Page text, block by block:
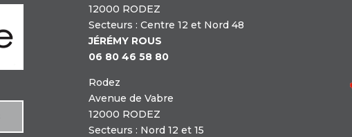
12000 RODEZ
Secteurs : Centre 12 et Nord 48
JÉRÉMY ROUS
06 80 46 58 80
Rodez
Avenue de Vabre
12000 RODEZ
Secteurs : Nord 12 et 15